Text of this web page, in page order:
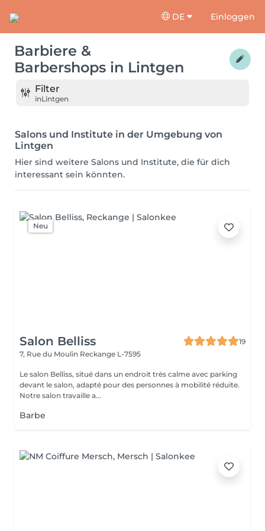
DE Einloggen
Barbiere &
Barbershops in Lintgen
Filter
inLintgen
Salons und Institute in der Umgebung von
Lintgen
Hier sind weitere Salons und Institute, die für dich
interessant sein könnten.
Neu
Salon Belliss
19
7, Rue du Moulin Reckange L-7595
Le salon Belliss, situé dans un endroit très calme avec parking
devant le salon, adapté pour des personnes à mobilité réduite.
Notre salon travaille a...
Barbe